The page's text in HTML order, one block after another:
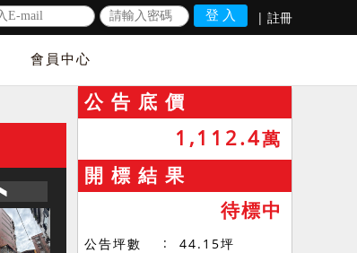
| 註冊
會員中心
公 告 底 價
1,112.4萬
開 標 結 果
待標中
公告坪數 44.15坪